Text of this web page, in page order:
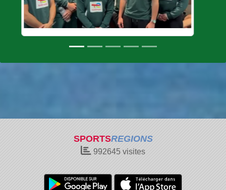
SPORTSREGIONS
992645 visites